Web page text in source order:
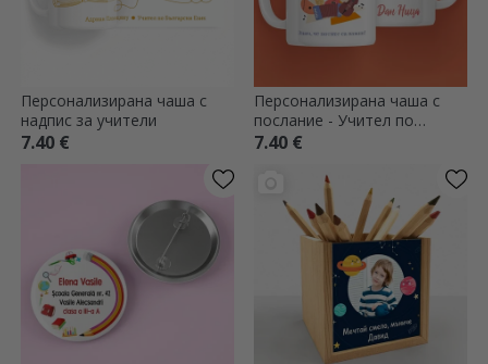
Персонализирана чаша с
надпис за учители
7.40 €
Персонализирана чаша с
послание - Учител по
музика
7.40 €